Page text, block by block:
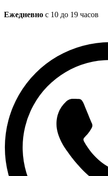
Ежедневно с 10 до 19 часов